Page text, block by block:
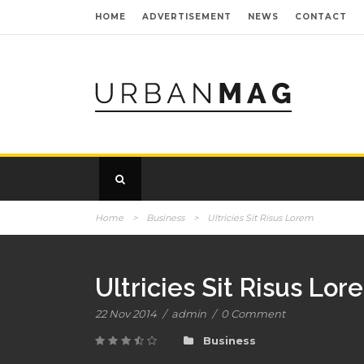
HOME ADVERTISEMENT NEWS CONTACT
Home > Business > Ultricies Sit Risus Lorem
Ultricies Sit Risus
22 Nov 2014 / admin / 0 Comment
Business